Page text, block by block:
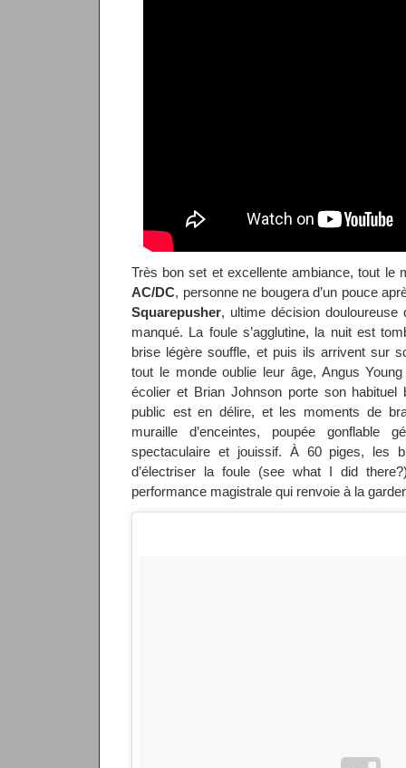
Très bon set et excellente ambiance, tout le
AC/DC, personne ne bougera d’un pouce
Squarepusher, ultime décision douloureuse
manqué. La foule s’agglutine, la nuit est
brise légère souffle, et puis ils arrivent sur
tout le monde oublie leur âge, Angus
écolier et Brian Johnson porte son habituel
public est en délire, et les moments de
muraille d’enceintes, poupée gonflable
spectaculaire et jouissif. À 60 piges, les
d’électriser la foule (see what I did
performance magistrale qui renvoie à la